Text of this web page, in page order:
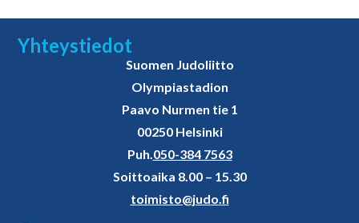
Yhteystiedot
Suomen Judoliitto
Olympiastadion
Paavo Nurmen tie 1
00250 Helsinki
Puh.050-384 7563
Soittoaika 8.00 – 15.30
toimisto@judo.fi